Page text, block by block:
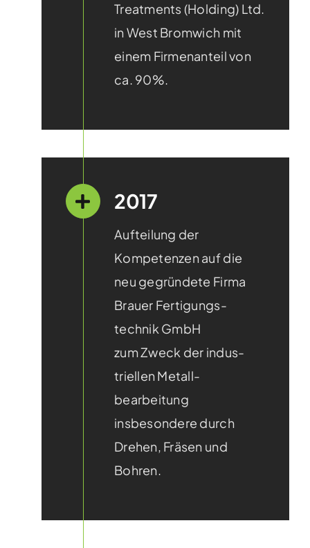
Treatments (Holding) Ltd.
in West Bromwich mit
einem Firmen­anteil von
ca. 90%.
2017
Aufteilung der
Kompetenzen auf die
neu gegründete Firma
Brauer Fertigungs­
technik GmbH
zum Zweck der indus­
triellen Metall­
bearbeitung
insbesondere durch
Drehen, Fräsen und
Bohren.